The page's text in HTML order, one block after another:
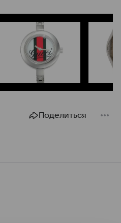
Поделиться